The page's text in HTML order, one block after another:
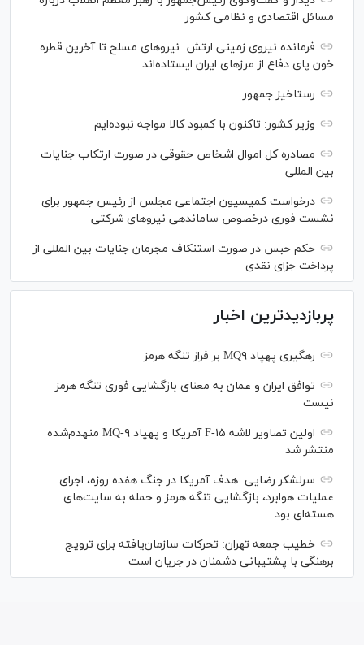
مسائل اقتصادی و نظامی کشور
فرمانده نیروی زمینی ارتش: نیرو‌های مسلح تا آخرین قطره
خون پای دفاع از مرز‌های ایران ایستاده‌اند
رستاخیز جمهور
وزیر کشور: تاکنون با کمبود کالا مواجه نبوده‌ایم
مصادره کل اموال اشخاص حقوقی در صورت ارتکاب جنایات
بین المللی
درخواست کمیسیون اجتماعی مجلس از رئیس جمهور برای
نشست فوری درخصوص ساماندهی نیرو‌های شرکتی
حکم حبس در صورت استنکاف مجرمان جنایات بین المللی از
پرداخت جزای نقدی
پربازدیدترین اخبار
رهگیری پهپاد MQ۹ بر فراز تنگه هرمز
توافق ایران و عمان به معنای بازگشایی فوری تنگه هرمز
نیست
اولین تصاویر لاشه F-۱۵ آمریکا و پهپاد MQ-۹ منهدم‌شده
منتشر شد
سرلشکر رضایی: هدف آمریکا در جنگ هفده روزه، اجرای
عملیات هوابرد، بازگشایی تنگه هرمز و حمله به سایت‌های
هسته‌ای بود
خطیب جمعه تهران: تحرکات سازمان‌یافته برای ترویج
برهنگی با پشتیبانی دشمنان در جریان است